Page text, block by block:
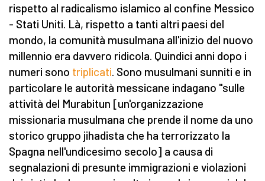
rispetto al radicalismo islamico al confine Messico
- Stati Uniti. Là, rispetto a tanti altri paesi del
mondo, la comunità musulmana all'inizio del nuovo
millennio era davvero ridicola. Quindici anni dopo i
numeri sono triplicati. Sono musulmani sunniti e in
particolare le autorità messicane indagano "sulle
attività del Murabitun [un'organizzazione
missionaria musulmana che prende il nome da uno
storico gruppo jihadista che ha terrorizzato la
Spagna nell'undicesimo secolo] a causa di
segnalazioni di presunte immigrazioni e violazioni